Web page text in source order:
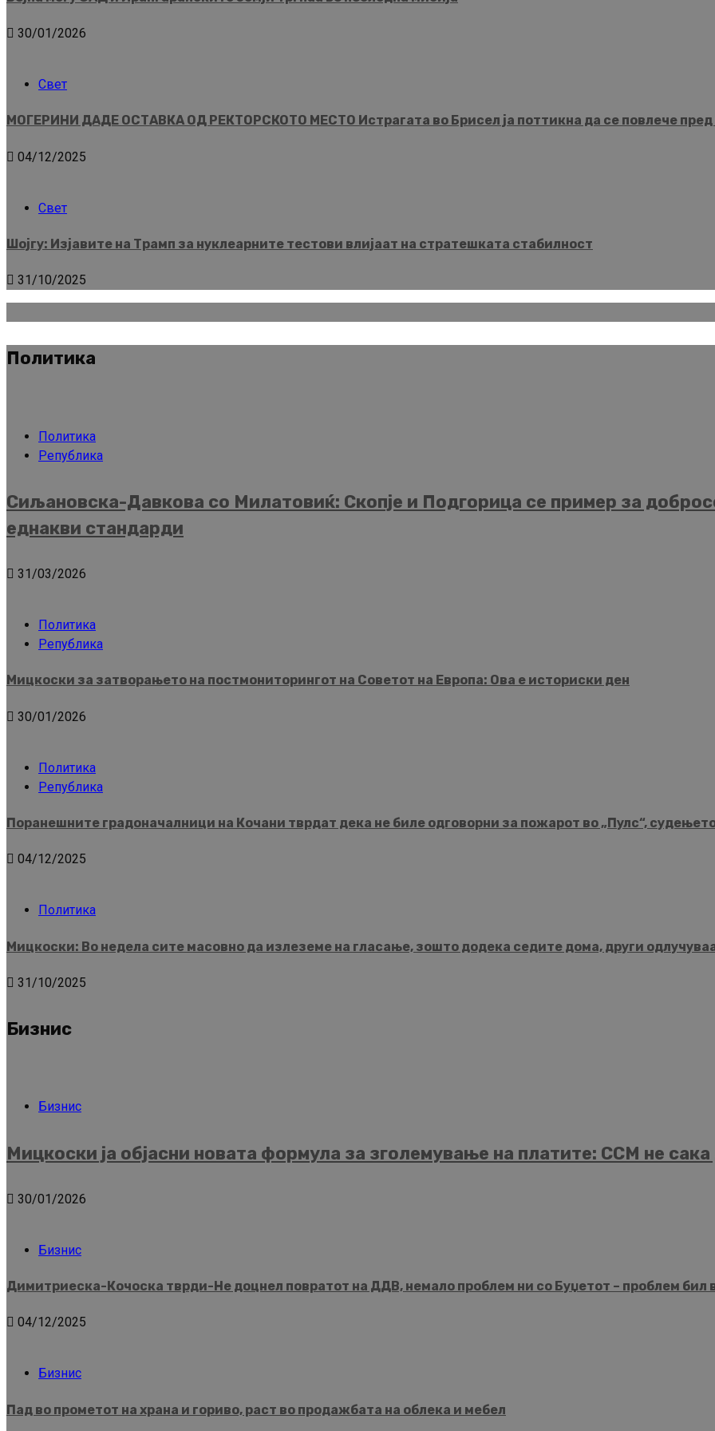
30/01/2026
Свет
МОГЕРИНИ ДАДЕ ОСТАВКА ОД РЕКТОРСКОТО МЕСТО Истрагата во Брисел ја поттикна да се повлече пред
04/12/2025
Свет
Шојгу: Изјавите на Трамп за нуклеарните тестови влијаат на стратешката стабилност
31/10/2025
Политика
Политика
Република
Сиљановска-Давкова со Милатовиќ: Скопје и Подгорица се пример за
еднакви стандарди
31/03/2026
Политика
Република
Мицкоски за затворањето на постмониторингот на Советот на Европа: Ова е историски ден
30/01/2026
Политика
Република
Поранешните градоначалници на Кочани тврдат дека не биле одговорни за пожарот во „Пулс“,
04/12/2025
Политика
Мицкоски: Во недела сите масовно да излеземе на гласање, зошто додека седите дома, други
31/10/2025
Бизнис
Бизнис
Мицкоски ја објасни новата формула за зголемување на платите: ССМ не
30/01/2026
Бизнис
Димитриеска-Кочоска тврди-Не доцнел повратот на ДДВ, немало проблем ни со Буџетот – проблем бил
04/12/2025
Бизнис
Пад во прометот на храна и гориво, раст во продажбата на облека и мебел